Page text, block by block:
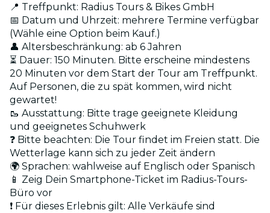
📍 Treffpunkt: Radius Tours & Bikes GmbH
📅 Datum und Uhrzeit: mehrere Termine verfügbar
(Wähle eine Option beim Kauf.)
👤 Altersbeschränkung: ab 6 Jahren
⏳ Dauer: 150 Minuten. Bitte erscheine mindestens
20 Minuten vor dem Start der Tour am Treffpunkt.
Auf Personen, die zu spät kommen, wird nicht
gewartet!
🥾 Ausstattung: Bitte trage geeignete Kleidung
und geeignetes Schuhwerk
❓ Bitte beachten: Die Tour findet im Freien statt. Die
Wetterlage kann sich zu jeder Zeit ändern
🌍 Sprachen: wahlweise auf Englisch oder Spanisch
📱 Zeig Dein Smartphone-Ticket im Radius-Tours-
Büro vor
❗ Für dieses Erlebnis gilt: Alle Verkäufe sind